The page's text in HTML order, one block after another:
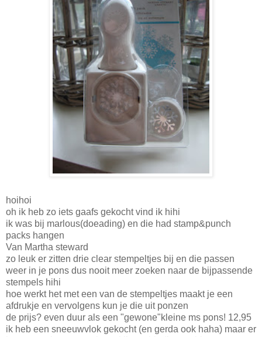
hoihoi
oh ik heb zo iets gaafs gekocht vind ik hihi
ik was bij marlous(doeading) en die had stamp&punch
packs hangen
Van Martha steward
zo leuk er zitten drie clear stempeltjes bij en die passen
weer in je pons dus nooit meer zoeken naar de bijpassende
stempels hihi
hoe werkt het met een van de stempeltjes maakt je een
afdrukje en vervolgens kun je die uit ponzen
de prijs? even duur als een "gewone"kleine ms pons! 12,95
ik heb een sneeuwvlok gekocht (en gerda ook haha) maar er